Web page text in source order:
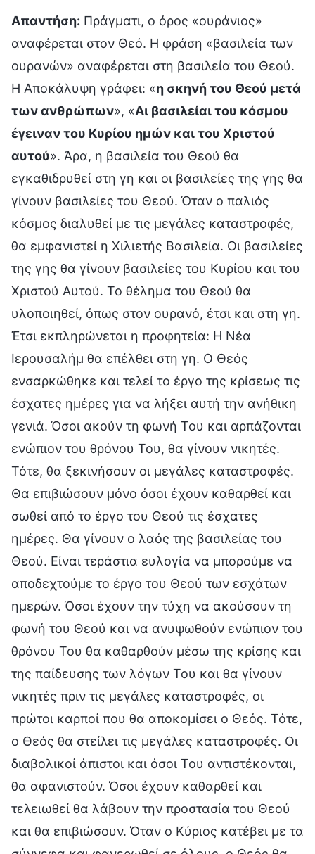
Απαντήση: Πράγματι, ο όρος «ουράνιος»
αναφέρεται στον Θεό. Η φράση «βασιλεία των
ουρανών» αναφέρεται στη βασιλεία του Θεού.
Η Αποκάλυψη γράφει: «η σκηνή του Θεού μετά
των ανθρώπων», «Αι βασιλείαι του κόσμου
έγειναν του Κυρίου ημών και του Χριστού
αυτού». Άρα, η βασιλεία του Θεού θα
εγκαθιδρυθεί στη γη και οι βασιλείες της γης θα
γίνουν βασιλείες του Θεού. Όταν ο παλιός
κόσμος διαλυθεί με τις μεγάλες καταστροφές,
θα εμφανιστεί η Χιλιετής Βασιλεία. Οι βασιλείες
της γης θα γίνουν βασιλείες του Κυρίου και του
Χριστού Αυτού. Το θέλημα του Θεού θα
υλοποιηθεί, όπως στον ουρανό, έτσι και στη γη.
Έτσι εκπληρώνεται η προφητεία: Η Νέα
Ιερουσαλήμ θα επέλθει στη γη. Ο Θεός
ενσαρκώθηκε και τελεί το έργο της κρίσεως τις
έσχατες ημέρες για να λήξει αυτή την ανήθικη
γενιά. Όσοι ακούν τη φωνή Του και αρπάζονται
ενώπιον του θρόνου Του, θα γίνουν νικητές.
Τότε, θα ξεκινήσουν οι μεγάλες καταστροφές.
Θα επιβιώσουν μόνο όσοι έχουν καθαρθεί και
σωθεί από το έργο του Θεού τις έσχατες
ημέρες. Θα γίνουν ο λαός της βασιλείας του
Θεού. Είναι τεράστια ευλογία να μπορούμε να
αποδεχτούμε το έργο του Θεού των εσχάτων
ημερών. Όσοι έχουν την τύχη να ακούσουν τη
φωνή του Θεού και να ανυψωθούν ενώπιον του
θρόνου Του θα καθαρθούν μέσω της κρίσης και
της παίδευσης των λόγων Του και θα γίνουν
νικητές πριν τις μεγάλες καταστροφές, οι
πρώτοι καρποί που θα αποκομίσει ο Θεός. Τότε,
ο Θεός θα στείλει τις μεγάλες καταστροφές. Οι
διαβολικοί άπιστοι και όσοι Του αντιστέκονται,
θα αφανιστούν. Όσοι έχουν καθαρθεί και
τελειωθεί θα λάβουν την προστασία του Θεού
και θα επιβιώσουν. Όταν ο Κύριος κατέβει με τα